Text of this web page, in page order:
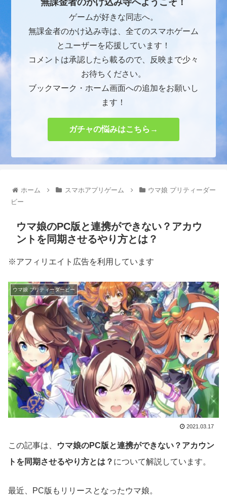
無課金者のかけ込み寺へようこそ！
ゲームが好きな同志へ。
無課金者のかけ込み寺は、全てのスマホゲーム
とユーザーを応援しています！
コメントは承認したら載るので、反映まで少々
お待ちください。
ブックマーク・ホーム画面への追加をお願いし
ます！
ガチャの悩みはこちら→
ホーム スマホアプリゲーム
ウマ娘 プリティーダー
ビー
ウマ娘のPC版と連携ができない？アカウ
ントを同期させるやり方とは？
※アフィリエイト広告を利用しています
ウマ娘 プリティーダービー
2021.03.17
この記事は、
ウマ娘のPC版と連携ができない？アカウン
トを同期させるやり方とは？ について解説しています。
最近、PC版もリリースとなったウマ娘。